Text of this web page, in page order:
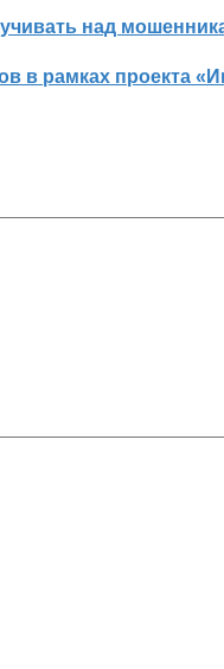
над
в рамках проекта